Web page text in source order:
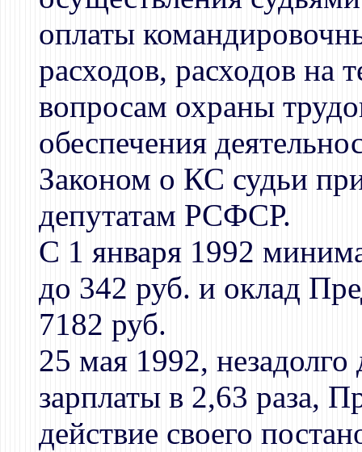
оплаты
расходов, расходов на
вопросам охраны
обеспечения
Законом о КС судьи
депутатам РСФСР.
С 1 января 1992
до 342 руб. и оклад
7182 руб.
25 мая 1992,
зарплаты в 2,63 раза,
действие своего